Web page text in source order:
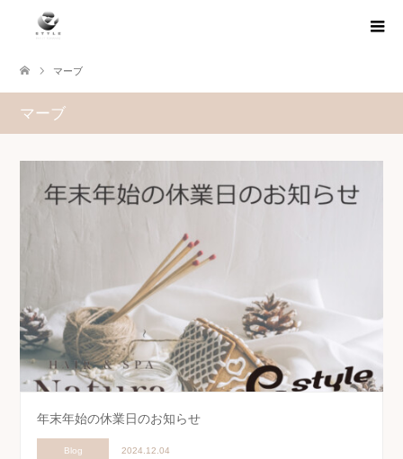
マーブ
マーブ
年末年始の休業日のお知らせ
Blog 2024.12.04